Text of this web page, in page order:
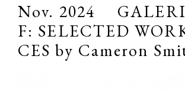
Nov. 2024
F: SELECTED
CES by Cameron